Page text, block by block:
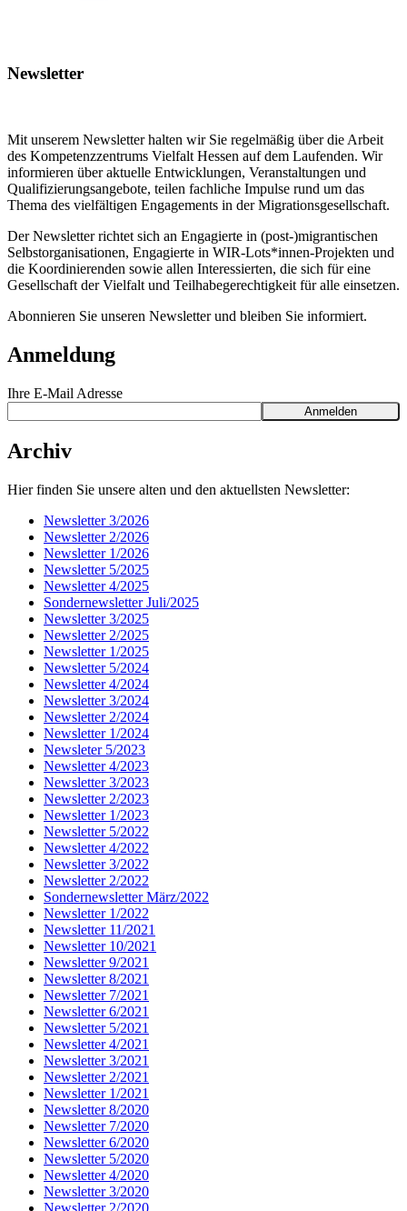
Newsletter
Mit unserem Newsletter halten wir Sie regelmäßig über die Arbeit
des Kompetenzzentrums Vielfalt Hessen auf dem Laufenden. Wir
informieren über aktuelle Entwicklungen, Veranstaltungen und
Qualifizierungsangebote, teilen fachliche Impulse rund um das
Thema des vielfältigen Engagements in der Migrationsgesellschaft.
Der Newsletter richtet sich an Engagierte in (post-)migrantischen
Selbstorganisationen, Engagierte in WIR-Lots*innen-Projekten und
die Koordinierenden sowie allen Interessierten, die sich für eine
Gesellschaft der Vielfalt und Teilhabegerechtigkeit für alle einsetzen.
Abonnieren Sie unseren Newsletter und bleiben Sie informiert.
Anmeldung
Ihre E-Mail Adresse
Anmelden
Archiv
Hier finden Sie unsere alten und den aktuellsten Newsletter:
Newsletter 3/2026
Newsletter 2/2026
Newsletter 1/2026
Newsletter 5/2025
Newsletter 4/2025
Sondernewsletter Juli/2025
Newsletter 3/2025
Newsletter 2/2025
Newsletter 1/2025
Newsletter 5/2024
Newsletter 4/2024
Newsletter 3/2024
Newsletter 2/2024
Newsletter 1/2024
Newsleter 5/2023
Newsletter 4/2023
Newsletter 3/2023
Newsletter 2/2023
Newsletter 1/2023
Newsletter 5/2022
Newsletter 4/2022
Newsletter 3/2022
Newsletter 2/2022
Sondernewsletter März/2022
Newsletter 1/2022
Newsletter 11/2021
Newsletter 10/2021
Newsletter 9/2021
Newsletter 8/2021
Newsletter 7/2021
Newsletter 6/2021
Newsletter 5/2021
Newsletter 4/2021
Newsletter 3/2021
Newsletter 2/2021
Newsletter 1/2021
Newsletter 8/2020
Newsletter 7/2020
Newsletter 6/2020
Newsletter 5/2020
Newsletter 4/2020
Newsletter 3/2020
Newsletter 2/2020